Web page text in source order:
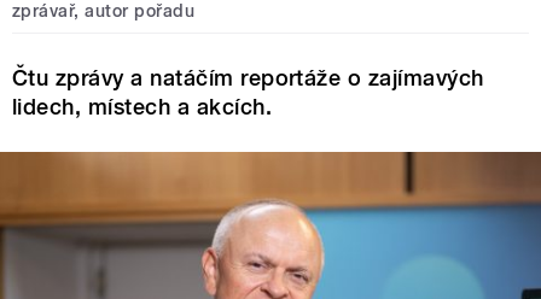
zprávař, autor pořadu
Čtu zprávy a natáčím reportáže o zajímavých
lidech, místech a akcích.